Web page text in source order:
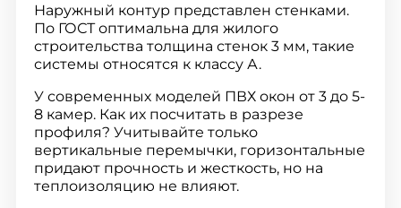
Наружный контур представлен стенками.
По ГОСТ оптимальна для жилого
строительства толщина стенок 3 мм, такие
системы относятся к классу А.
У современных моделей ПВХ окон от 3 до 5-
8 камер. Как их посчитать в разрезе
профиля? Учитывайте только
вертикальные перемычки, горизонтальные
придают прочность и жесткость, но на
теплоизоляцию не влияют.